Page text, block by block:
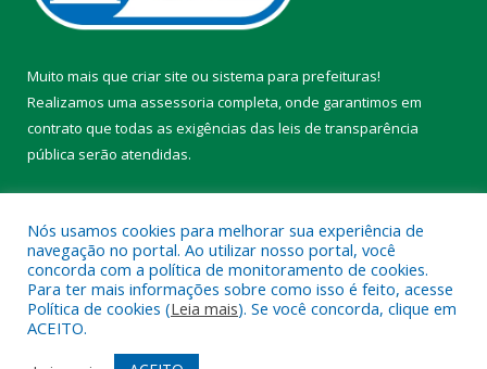
Muito mais que criar site ou sistema para prefeituras!
Realizamos uma assessoria completa, onde garantimos em
contrato que todas as exigências das leis de transparência
pública serão atendidas.
Todos os direitos reservados a Prefeitura Municipal de Chaves.
Nós usamos cookies para melhorar sua experiência de
navegação no portal. Ao utilizar nosso portal, você
concorda com a política de monitoramento de cookies.
Para ter mais informações sobre como isso é feito, acesse
Política de cookies (Leia mais). Se você concorda, clique em
ACEITO.